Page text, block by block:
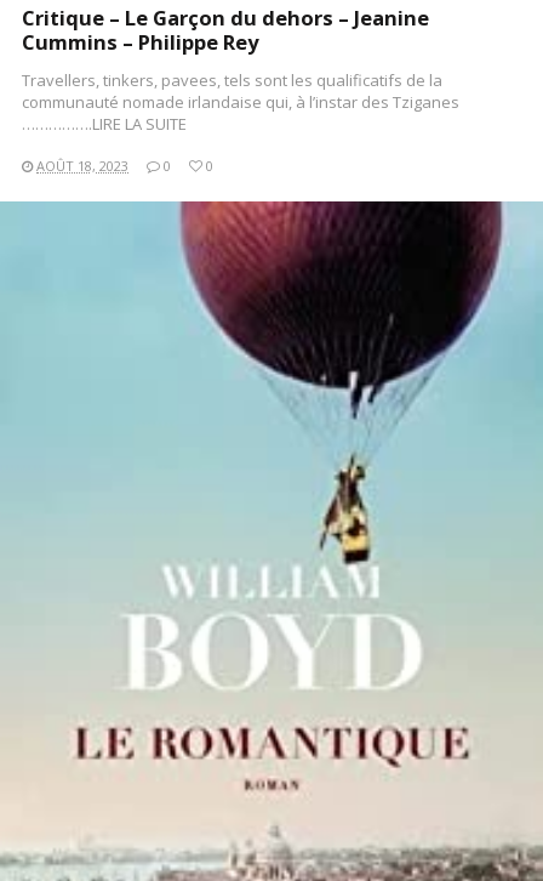
Critique – Le Garçon du dehors – Jeanine
Cummins – Philippe Rey
Travellers, tinkers, pavees, tels sont les qualificatifs de la
communauté nomade irlandaise qui, à l’instar des Tziganes
…………….LIRE LA SUITE
AOÛT 18, 2023 0 0
LIRE LA SUITE